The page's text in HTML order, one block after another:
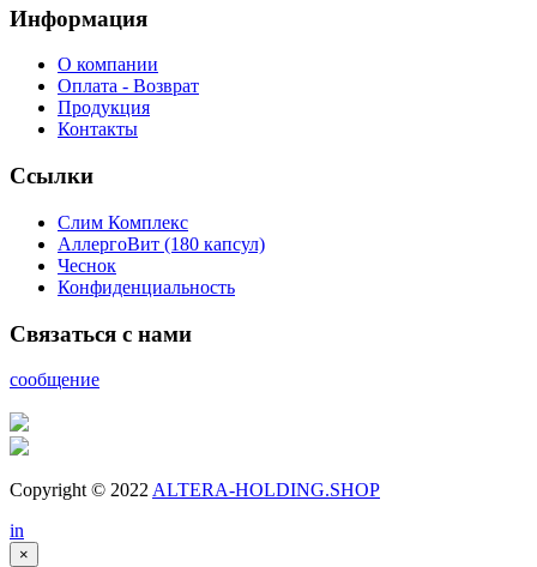
Информация
О компании
Оплата - Возврат
Продукция
Контакты
Ссылки
Cлим Комплекс
АллергоВит (180 капсул)
Чеснок
Конфиденциальность
Связаться с нами
сообщение
Copyright © 2022 ALTERA-HOLDING.SHOP
in
×